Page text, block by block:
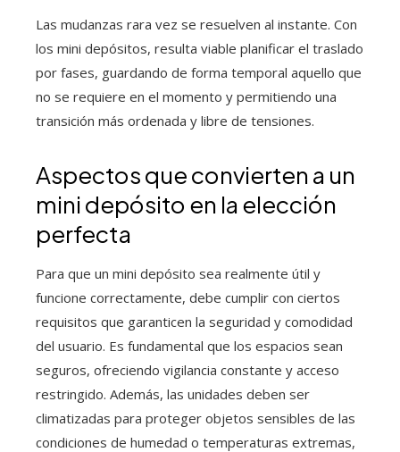
Las mudanzas rara vez se resuelven al instante. Con
los mini depósitos, resulta viable planificar el traslado
por fases, guardando de forma temporal aquello que
no se requiere en el momento y permitiendo una
transición más ordenada y libre de tensiones.
Aspectos que convierten a un
mini depósito en la elección
perfecta
Para que un mini depósito sea realmente útil y
funcione correctamente, debe cumplir con ciertos
requisitos que garanticen la seguridad y comodidad
del usuario. Es fundamental que los espacios sean
seguros, ofreciendo vigilancia constante y acceso
restringido. Además, las unidades deben ser
climatizadas para proteger objetos sensibles de las
condiciones de humedad o temperaturas extremas,